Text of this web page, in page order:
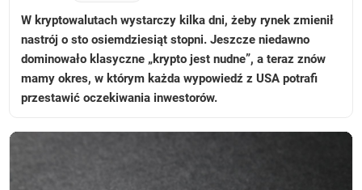
W kryptowalutach wystarczy kilka dni, żeby rynek zmienił
nastrój o sto osiemdziesiąt stopni. Jeszcze niedawno
dominowało klasyczne „krypto jest nudne”, a teraz znów
mamy okres, w którym każda wypowiedź z USA potrafi
przestawić oczekiwania inwestorów.